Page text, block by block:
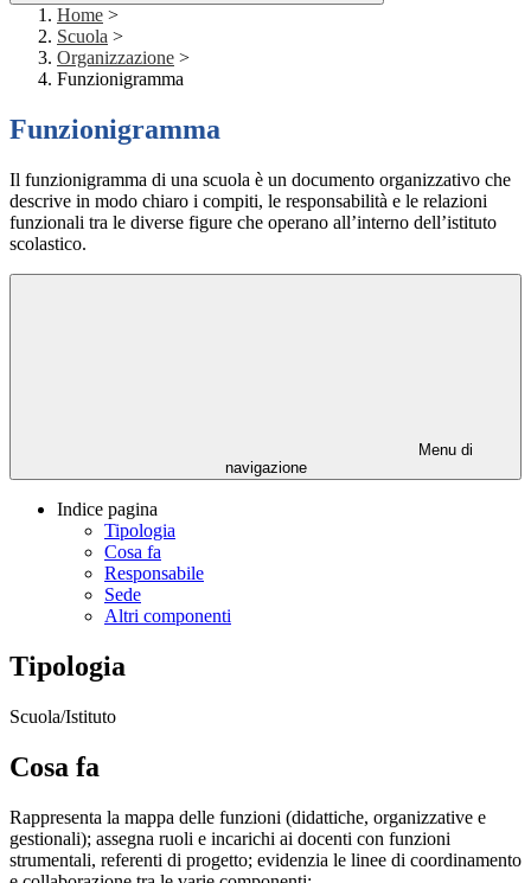
Home >
Scuola >
Organizzazione >
Funzionigramma
Funzionigramma
Il funzionigramma di una scuola è un documento organizzativo che
descrive in modo chiaro i compiti, le responsabilità e le relazioni
funzionali tra le diverse figure che operano all’interno dell’istituto
scolastico.
Menu di
navigazione
Indice pagina
Tipologia
Cosa fa
Responsabile
Sede
Altri componenti
Tipologia
Scuola/Istituto
Cosa fa
Rappresenta la mappa delle funzioni (didattiche, organizzative e
gestionali); assegna ruoli e incarichi ai docenti con funzioni
strumentali, referenti di progetto; evidenzia le linee di coordinamento